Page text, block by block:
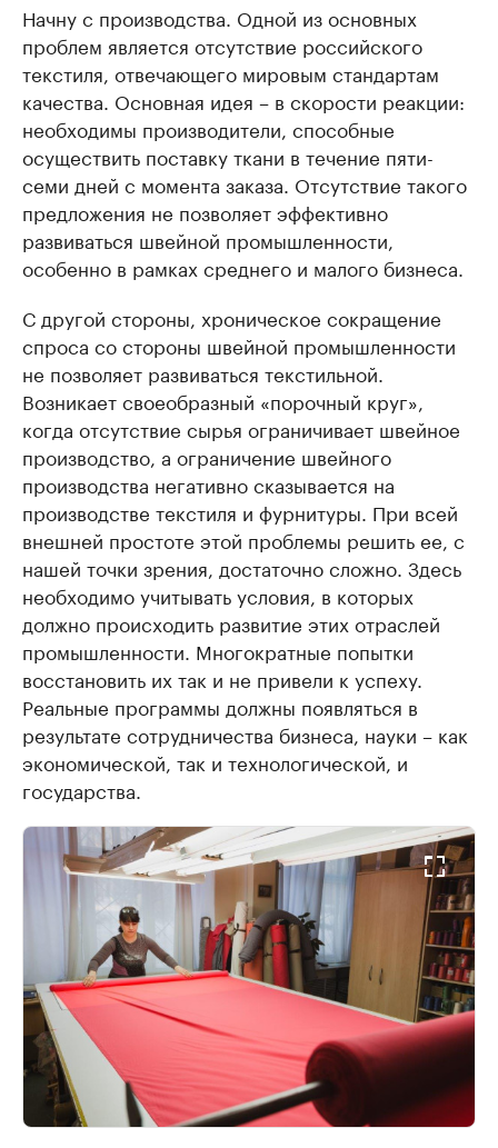
Начну с производства. Одной из основных
проблем является отсутствие российского
текстиля, отвечающего мировым стандартам
качества. Основная идея – в скорости реакции:
необходимы производители, способные
осуществить поставку ткани в течение пяти-
семи дней с момента заказа. Отсутствие такого
предложения не позволяет эффективно
развиваться швейной промышленности,
особенно в рамках среднего и малого бизнеса.
С другой стороны, хроническое сокращение
спроса со стороны швейной промышленности
не позволяет развиваться текстильной.
Возникает своеобразный «порочный круг»,
когда отсутствие сырья ограничивает швейное
производство, а ограничение швейного
производства негативно сказывается на
производстве текстиля и фурнитуры. При всей
внешней простоте этой проблемы решить ее, с
нашей точки зрения, достаточно сложно. Здесь
необходимо учитывать условия, в которых
должно происходить развитие этих отраслей
промышленности. Многократные попытки
восстановить их так и не привели к успеху.
Реальные программы должны появляться в
результате сотрудничества бизнеса, науки – как
экономической, так и технологической, и
государства.